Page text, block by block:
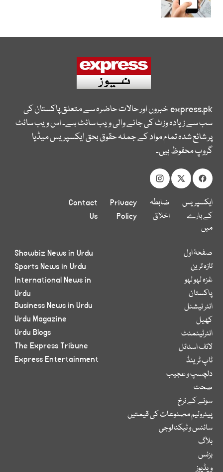
express.pkخبروں اور حالات حاضرہ سے متعلق پاکستان کی
سب سے زیادہ وزٹ کی جانے والی ویب سائٹ ہے۔ اس ویب سائٹ
پر شائع شدہ تمام مواد کے جملہ حقوق بحق ایکسپریس میڈیا
گروپ محفوظ ہیں۔
ایکسپریس
کے بارے
میں
ضابطہ
اخلاق
Privacy
Policy
Contact
Us
صفحۂ اول
تازہ ترین
غزہ لہو لہو
پاکستان
انٹر نیشنل
کھیل
انٹرٹینمنٹ
لائف اسٹائل
ٹاپ ٹرینڈ
دلچسپ و عجیب
صحت
سونے کے نرخ
پیٹرولیم مصنوعات کی قیمتیں
سائنس و ٹیکنالوجی
بلاگ
بزنس
ویڈیوز
Showbiz News in Urdu
Sports News in Urdu
International News in
Urdu
Business News in Urdu
Urdu Magazine
Urdu Blogs
The Express Tribune
Express Entertainment